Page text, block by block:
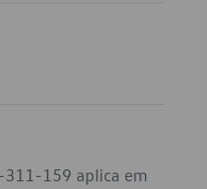
311-159 aplica em